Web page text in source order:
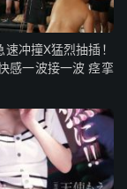
冲撞X猛烈抽插！
感一波接一波 痉挛